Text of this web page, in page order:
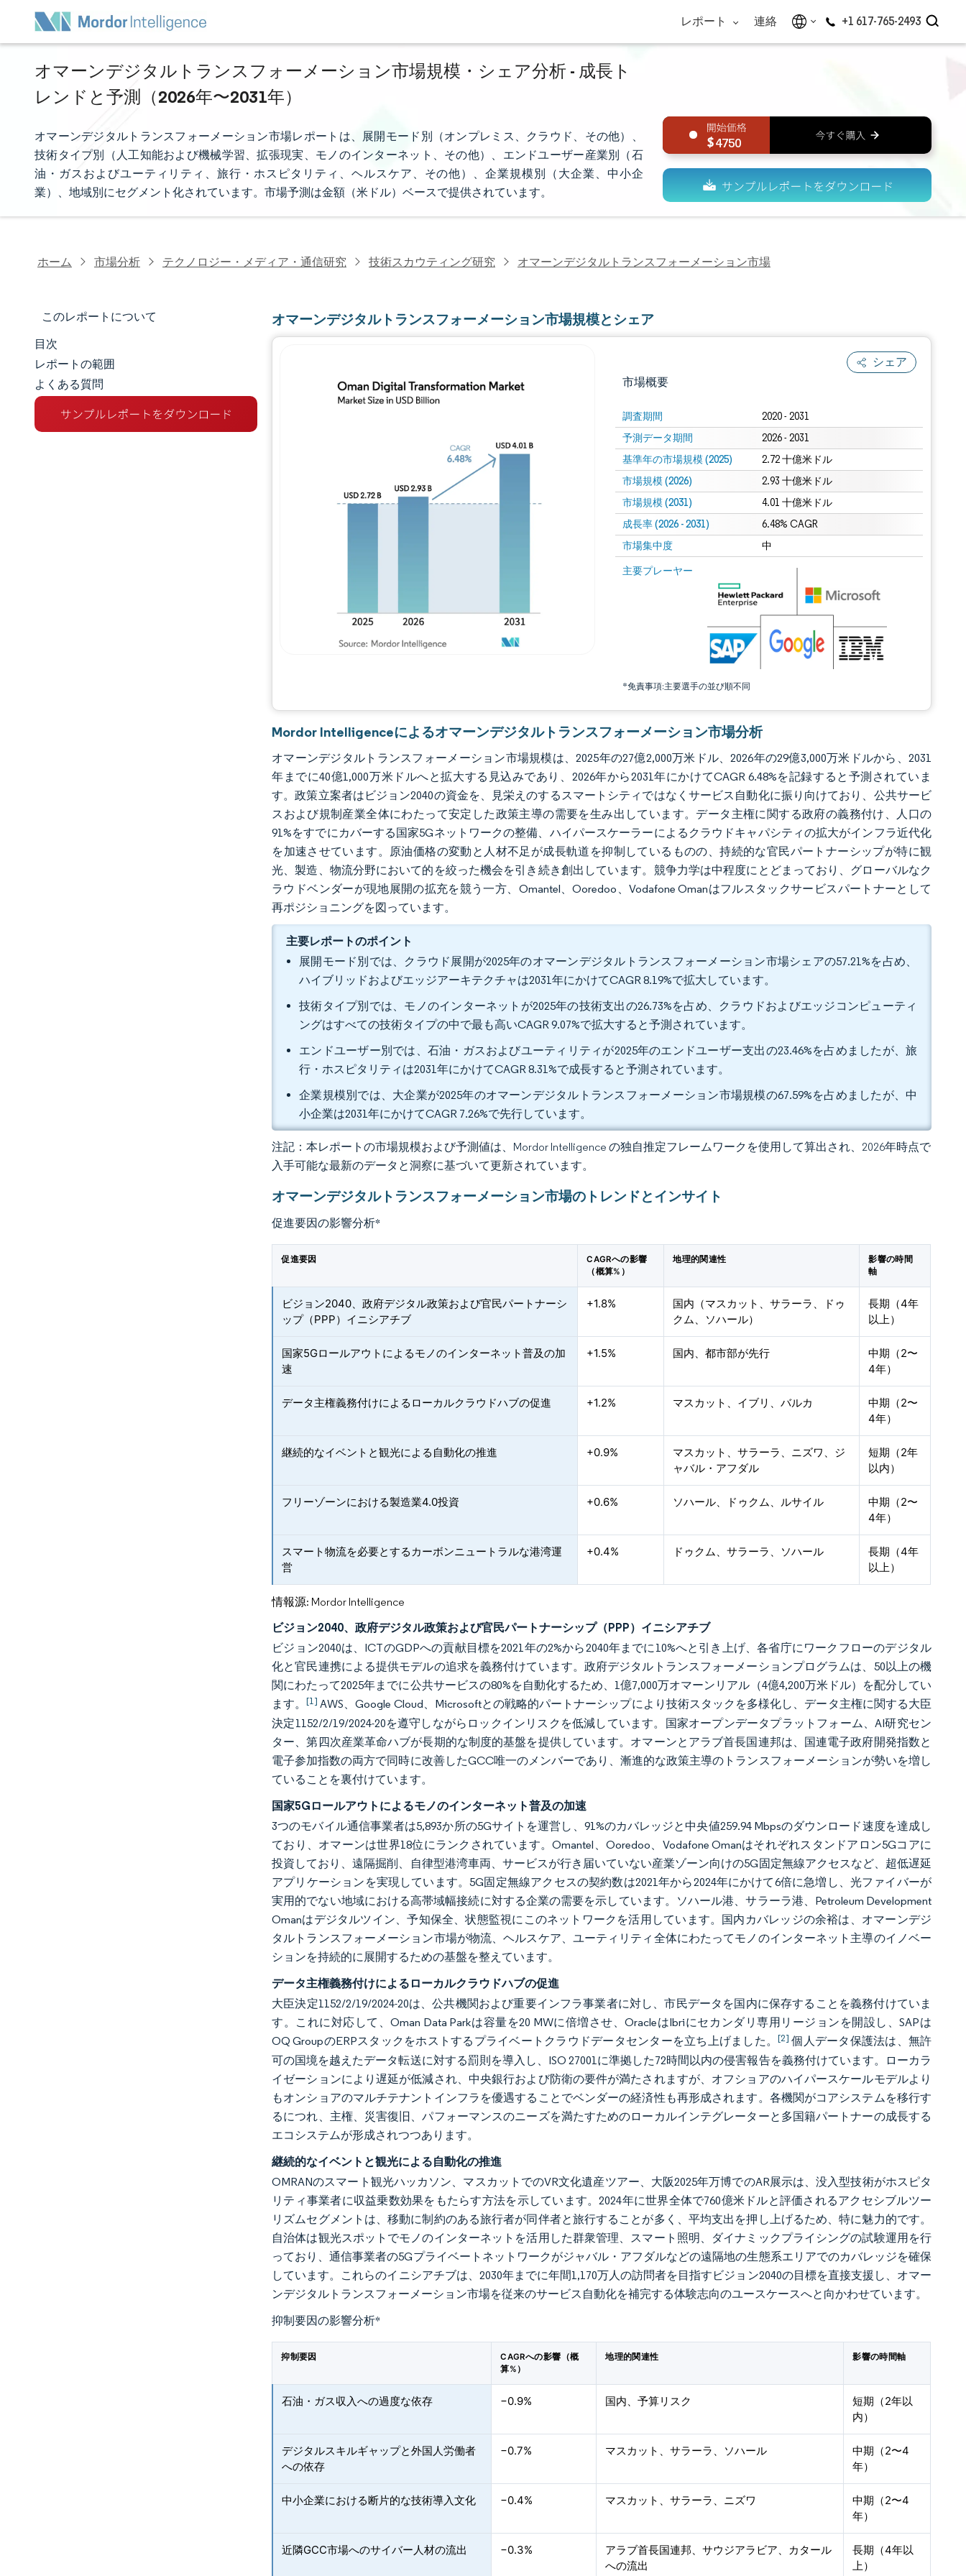
レポート 連絡 +1 617-765-2493
オマーンデジタルトランスフォーメーション市場規模・シェア分析 - 成長ト
レンドと予測（2026年〜2031年）
オマーンデジタルトランスフォーメーション市場レポートは、展開モード別（オンプレミス、クラウド、その他）、
技術タイプ別（人工知能および機械学習、拡張現実、モノのインターネット、その他）、エンドユーザー産業別（石
油・ガスおよびユーティリティ、旅行・ホスピタリティ、ヘルスケア、その他）、企業規模別（大企業、中小企
業）、地域別にセグメント化されています。市場予測は金額（米ドル）ベースで提供されています。
4750
ホーム 市場分析 テクノロジー・メディア・通信研究 技術スカウティング研究 オマーンデジタルトランスフォーメーション市場
このレポートについて
市場規模とシェア
市場分析
トレンドとインサイト
目次
レポートの範囲
よくある質問
オマーンデジタルトランスフォーメーション市場規模とシェア
シェア
市場概要
調査期間 2020 - 2031
予測データ期間 2026 - 2031
基準年の市場規模 (2025) 2.72 十億米ドル
市場規模 (2026) 2.93 十億米ドル
市場規模 (2031) 4.01 十億米ドル
成長率 (2026 - 2031) 6.48% CAGR
市場集中度 中
主要プレーヤー
*免責事項:主要選手の並び順不同
画像 © Mordor Intelligence。再利用にはCC BY 4.0の表示が必要です。
画像 © Mordor Intelligence。再利用にはCC BY 4.0の表示が必要です。
Mordor Intelligenceによるオマーンデジタルトランスフォーメーション市場分析
オマーンデジタルトランスフォーメーション市場規模は、2025年の27億2,000万米ドル、2026年の29億3,000万米ドルから、2031
年までに40億1,000万米ドルへと拡大する見込みであり、2026年から2031年にかけてCAGR 6.48%を記録すると予測されていま
す。政策立案者はビジョン2040の資金を、見栄えのするスマートシティではなくサービス自動化に振り向けており、公共サービ
スおよび規制産業全体にわたって安定した政策主導の需要を生み出しています。データ主権に関する政府の義務付け、人口の
91%をすでにカバーする国家5Gネットワークの整備、ハイパースケーラーによるクラウドキャパシティの拡大がインフラ近代化
を加速させています。原油価格の変動と人材不足が成長軌道を抑制しているものの、持続的な官民パートナーシップが特に観
光、製造、物流分野において的を絞った機会を引き続き創出しています。競争力学は中程度にとどまっており、グローバルなク
ラウドベンダーが現地展開の拡充を競う一方、Omantel、Ooredoo、Vodafone Omanはフルスタックサービスパートナーとして
再ポジショニングを図っています。
主要レポートのポイント
展開モード別では、クラウド展開が2025年のオマーンデジタルトランスフォーメーション市場シェアの57.21%を占め、
ハイブリッドおよびエッジアーキテクチャは2031年にかけてCAGR 8.19%で拡大しています。
技術タイプ別では、モノのインターネットが2025年の技術支出の26.73%を占め、クラウドおよびエッジコンピューティ
ングはすべての技術タイプの中で最も高いCAGR 9.07%で拡大すると予測されています。
エンドユーザー別では、石油・ガスおよびユーティリティが2025年のエンドユーザー支出の23.46%を占めましたが、旅
行・ホスピタリティは2031年にかけてCAGR 8.31%で成長すると予測されています。
企業規模別では、大企業が2025年のオマーンデジタルトランスフォーメーション市場規模の67.59%を占めましたが、中
小企業は2031年にかけてCAGR 7.26%で先行しています。
注記：本レポートの市場規模および予測値は、Mordor Intelligence の独自推定フレームワークを使用して算出され、2026年時点で
入手可能な最新のデータと洞察に基づいて更新されています。
オマーンデジタルトランスフォーメーション市場のトレンドとインサイト
促進要因の影響分析*
促進要因
CAGRへの影響
（概算%）
地理的関連性
影響の時間
軸
ビジョン2040、政府デジタル政策および官民パートナーシ
ップ（PPP）イニシアチブ
+1.8%
国内（マスカット、サラーラ、ドゥ
クム、ソハール）
長期（4年
以上）
国家5Gロールアウトによるモノのインターネット普及の加
速
+1.5% 国内、都市部が先行
中期（2〜
4年）
データ主権義務付けによるローカルクラウドハブの促進 +1.2% マスカット、イブリ、バルカ
中期（2〜
4年）
継続的なイベントと観光による自動化の推進 +0.9%
マスカット、サラーラ、ニズワ、ジ
ャバル・アフダル
短期（2年
以内）
フリーゾーンにおける製造業4.0投資 +0.6% ソハール、ドゥクム、ルサイル
中期（2〜
4年）
スマート物流を必要とするカーボンニュートラルな港湾運
営
+0.4% ドゥクム、サラーラ、ソハール
長期（4年
以上）
情報源: Mordor Intelligence
ビジョン2040、政府デジタル政策および官民パートナーシップ（PPP）イニシアチブ
ビジョン2040は、ICTのGDPへの貢献目標を2021年の2%から2040年までに10%へと引き上げ、各省庁にワークフローのデジタル
化と官民連携による提供モデルの追求を義務付けています。政府デジタルトランスフォーメーションプログラムは、50以上の機
関にわたって2025年までに公共サービスの80%を自動化するため、1億7,000万オマーンリアル（4億4,200万米ドル）を配分してい
ます。[1] AWS、Google Cloud、Microsoftとの戦略的パートナーシップにより技術スタックを多様化し、データ主権に関する大臣
決定1152/2/19/2024-20を遵守しながらロックインリスクを低減しています。国家オープンデータプラットフォーム、AI研究セン
ター、第四次産業革命ハブが長期的な制度的基盤を提供しています。オマーンとアラブ首長国連邦は、国連電子政府開発指数と
電子参加指数の両方で同時に改善したGCC唯一のメンバーであり、漸進的な政策主導のトランスフォーメーションが勢いを増し
ていることを裏付けています。
国家5Gロールアウトによるモノのインターネット普及の加速
3つのモバイル通信事業者は5,893か所の5Gサイトを運営し、91%のカバレッジと中央値259.94 Mbpsのダウンロード速度を達成し
ており、オマーンは世界18位にランクされています。Omantel、Ooredoo、Vodafone Omanはそれぞれスタンドアロン5Gコアに
投資しており、遠隔掘削、自律型港湾車両、サービスが行き届いていない産業ゾーン向けの5G固定無線アクセスなど、超低遅延
アプリケーションを実現しています。5G固定無線アクセスの契約数は2021年から2024年にかけて6倍に急増し、光ファイバーが
実用的でない地域における高帯域幅接続に対する企業の需要を示しています。ソハール港、サラーラ港、Petroleum Development
Omanはデジタルツイン、予知保全、状態監視にこのネットワークを活用しています。国内カバレッジの余裕は、オマーンデジ
タルトランスフォーメーション市場が物流、ヘルスケア、ユーティリティ全体にわたってモノのインターネット主導のイノベー
ションを持続的に展開するための基盤を整えています。
データ主権義務付けによるローカルクラウドハブの促進
大臣決定1152/2/19/2024-20は、公共機関および重要インフラ事業者に対し、市民データを国内に保存することを義務付けていま
す。これに対応して、Oman Data Parkは容量を20 MWに倍増させ、OracleはIbriにセカンダリ専用リージョンを開設し、SAPは
OQ GroupのERPスタックをホストするプライベートクラウドデータセンターを立ち上げました。[2] 個人データ保護法は、無許
可の国境を越えたデータ転送に対する罰則を導入し、ISO 27001に準拠した72時間以内の侵害報告を義務付けています。ローカラ
イゼーションにより遅延が低減され、中央銀行および防衛の要件が満たされますが、オフショアのハイパースケールモデルより
もオンショアのマルチテナントインフラを優遇することでベンダーの経済性も再形成されます。各機関がコアシステムを移行す
るにつれ、主権、災害復旧、パフォーマンスのニーズを満たすためのローカルインテグレーターと多国籍パートナーの成長する
エコシステムが形成されつつあります。
継続的なイベントと観光による自動化の推進
OMRANのスマート観光ハッカソン、マスカットでのVR文化遺産ツアー、大阪2025年万博でのAR展示は、没入型技術がホスピタ
リティ事業者に収益乗数効果をもたらす方法を示しています。2024年に世界全体で760億米ドルと評価されるアクセシブルツー
リズムセグメントは、移動に制約のある旅行者が同伴者と旅行することが多く、平均支出を押し上げるため、特に魅力的です。
自治体は観光スポットでモノのインターネットを活用した群衆管理、スマート照明、ダイナミックプライシングの試験運用を行
っており、通信事業者の5Gプライベートネットワークがジャバル・アフダルなどの遠隔地の生態系エリアでのカバレッジを確保
しています。これらのイニシアチブは、2030年までに年間1,170万人の訪問者を目指すビジョン2040の目標を直接支援し、オマー
ンデジタルトランスフォーメーション市場を従来のサービス自動化を補完する体験志向のユースケースへと向かわせています。
抑制要因の影響分析*
抑制要因
CAGRへの影響（概
算%）
地理的関連性 影響の時間軸
石油・ガス収入への過度な依存 −0.9% 国内、予算リスク
短期（2年以
内）
デジタルスキルギャップと外国人労働者
への依存
−0.7% マスカット、サラーラ、ソハール
中期（2〜4
年）
中小企業における断片的な技術導入文化 −0.4% マスカット、サラーラ、ニズワ
中期（2〜4
年）
近隣GCC市場へのサイバー人材の流出 −0.3%
アラブ首長国連邦、サウジアラビア、カタール
への流出
長期（4年以
上）